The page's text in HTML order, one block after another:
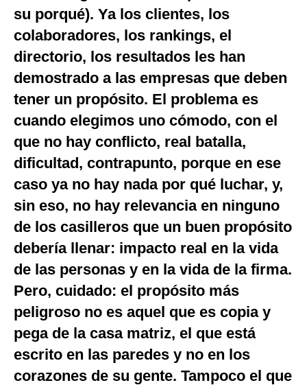
Club del Suscriptor
Mix
Notas Contratadas
Podcast
Gestión TV
Fotogalerías
gestion.pe
¿quiénes
Somos?
Términos
Y
Condiciones
De
su porqué). Ya los clientes, los
colaboradores, los rankings, el
directorio, los resultados les han
demostrado a las empresas que deben
tener un propósito. El problema es
cuando elegimos uno cómodo, con el
que no hay conflicto, real batalla,
dificultad, contrapunto, porque en ese
caso ya no hay nada por qué luchar, y,
sin eso, no hay relevancia en ninguno
de los casilleros que un buen propósito
debería llenar: impacto real en la vida
de las personas y en la vida de la firma.
Pero, cuidado: el propósito más
peligroso no es aquel que es copia y
pega de la casa matriz, el que está
escrito en las paredes y no en los
corazones de su gente. Tampoco el que